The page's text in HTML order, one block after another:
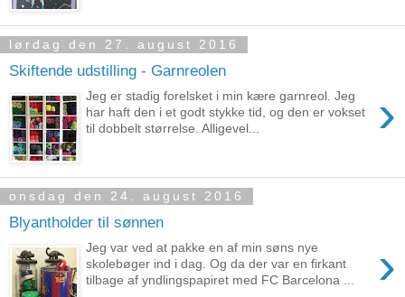
lørdag den 27. august 2016
Skiftende udstilling - Garnreolen
›
Jeg er stadig forelsket i min kære garnreol. Jeg
har haft den i et godt stykke tid, og den er vokset
til dobbelt størrelse. Alligevel...
onsdag den 24. august 2016
Blyantholder til sønnen
›
Jeg var ved at pakke en af min søns nye
skolebøger ind i dag. Og da der var en firkant
tilbage af yndlingspapiret med FC Barcelona ...